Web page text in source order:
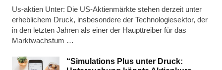
Us-aktien Unter: Die US-Aktienmärkte stehen derzeit unter
erheblichem Druck, insbesondere der Technologiesektor, der
in den letzten Jahren als einer der Haupttreiber für das
Marktwachstum …
“Simulations Plus unter Druck: